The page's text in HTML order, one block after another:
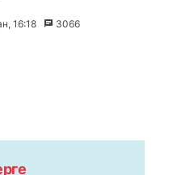
16:18 3066